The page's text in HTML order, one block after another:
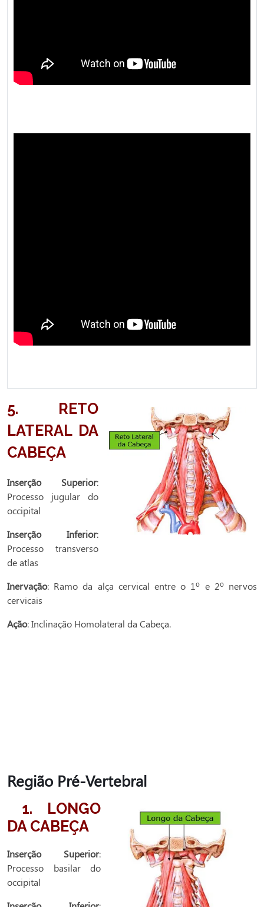
5. RETO
LATERAL DA
CABEÇA
Inserção Superior:
Processo jugular do
occipital
Inserção Inferior:
Processo transverso
de atlas
Inervação: Ramo da alça cervical entre o 1º e 2º nervos
cervicais
Ação: Inclinação Homolateral da Cabeça.
Região Pré-Vertebral
1. LONGO
DA CABEÇA
Inserção Superior:
Processo basilar do
occipital